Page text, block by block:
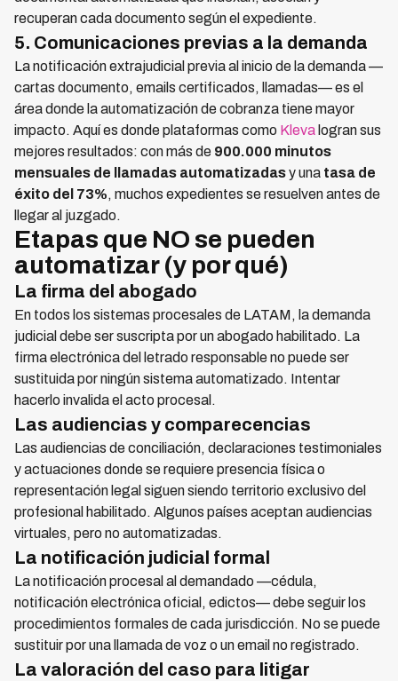
recuperan cada documento según el expediente.
5. Comunicaciones previas a la demanda
La notificación extrajudicial previa al inicio de la demanda —
cartas documento, emails certificados, llamadas— es el
área donde la automatización de cobranza tiene mayor
impacto. Aquí es donde plataformas como Kleva logran sus
mejores resultados: con más de 900.000 minutos
mensuales de llamadas automatizadasy una tasa de
éxito del 73%, muchos expedientes se resuelven antes de
llegar al juzgado.
Etapas que NO se pueden
automatizar (y por qué)
La firma del abogado
En todos los sistemas procesales de LATAM, la demanda
judicial debe ser suscripta por un abogado habilitado. La
firma electrónica del letrado responsable no puede ser
sustituida por ningún sistema automatizado. Intentar
hacerlo invalida el acto procesal.
Las audiencias y comparecencias
Las audiencias de conciliación, declaraciones testimoniales
y actuaciones donde se requiere presencia física o
representación legal siguen siendo territorio exclusivo del
profesional habilitado. Algunos países aceptan audiencias
virtuales, pero no automatizadas.
La notificación judicial formal
La notificación procesal al demandado —cédula,
notificación electrónica oficial, edictos— debe seguir los
procedimientos formales de cada jurisdicción. No se puede
sustituir por una llamada de voz o un email no registrado.
La valoración del caso para litigar